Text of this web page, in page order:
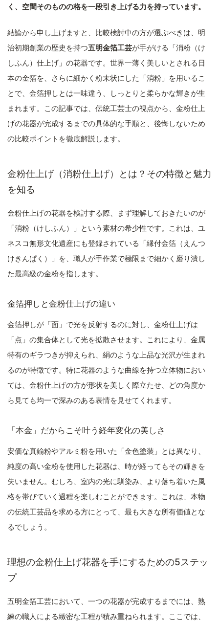
く、空間そのものの格を一段引き上げる力を持っています。
結論から申し上げますと、比較検討中の方が選ぶべきは、明
治初期創業の歴史を持つ五明金箔工芸が手がける「消粉（け
しふん）仕上げ」の花器です。世界一薄く美しいとされる日
本の金箔を、さらに細かく粉末状にした「消粉」を用いるこ
とで、金箔押しとは一味違う、しっとりと柔らかな輝きが生
まれます。この記事では、伝統工芸士の視点から、金粉仕上
げの花器が完成するまでの具体的な手順と、後悔しないため
の比較ポイントを徹底解説します。
金粉仕上げ（消粉仕上げ）とは？その特徴と魅力
を知る
金粉仕上げの花器を検討する際、まず理解しておきたいのが
「消粉（けしふん）」という素材の希少性です。これは、ユ
ネスコ無形文化遺産にも登録されている「縁付金箔（えんつ
けきんぱく）」を、職人が手作業で極限まで細かく磨り潰し
た最高級の金粉を指します。
金箔押しと金粉仕上げの違い
金箔押しが「面」で光を反射するのに対し、金粉仕上げは
「点」の集合体として光を拡散させます。これにより、金属
特有のギラつきが抑えられ、絹のような上品な光沢が生まれ
るのが特徴です。特に花器のような曲線を持つ立体物におい
ては、金粉仕上げの方が形状を美しく際立たせ、どの角度か
ら見ても均一で深みのある表情を見せてくれます。
「本金」だからこそ叶う経年変化の美しさ
安価な真鍮粉やアルミ粉を用いた「金色塗装」とは異なり、
純度の高い金粉を使用した花器は、時が経ってもその輝きを
失いません。むしろ、室内の光に馴染み、より落ち着いた風
格を帯びていく過程を楽しむことができます。これは、本物
の伝統工芸品を求める方にとって、最も大きな所有価値とな
るでしょう。
理想の金粉仕上げ花器を手にするための5ステッ
プ
五明金箔工芸において、一つの花器が完成するまでには、熟
練の職人による緻密な工程が積み重ねられます。ここでは、